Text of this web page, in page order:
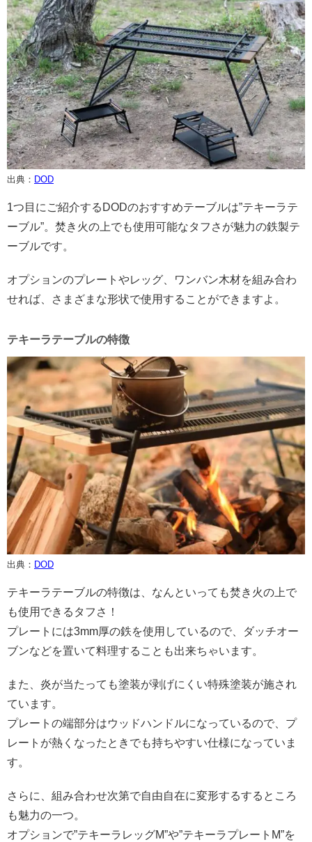
出典： DOD
1つ目にご紹介するDODのおすすめテーブルは”テキーラテ
ーブル”。焚き火の上でも使用可能なタフさが魅力の鉄製テ
ーブルです。
オプションのプレートやレッグ、ワンバン木材を組み合わ
せれば、さまざまな形状で使用することができますよ。
テキーラテーブルの特徴
出典： DOD
テキーラテーブルの特徴は、なんといっても焚き火の上で
も使用できるタフさ！
プレートには3mm厚の鉄を使用しているので、ダッチオー
ブンなどを置いて料理することも出来ちゃいます。
また、炎が当たっても塗装が剥げにくい特殊塗装が施され
ています。
プレートの端部分はウッドハンドルになっているので、プ
レートが熱くなったときでも持ちやすい仕様になっていま
す。
さらに、組み合わせ次第で自由自在に変形するするところ
も魅力の一つ。
オプションで”テキーラレッグM”や”テキーラプレートM”を